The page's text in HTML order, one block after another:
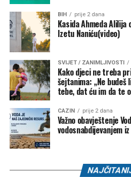
BIH prije 2 dana
Kasida Ahmeda
Izetu Naniću(video)
SVIJET / ZANIMLJIVOSTI
Kako djeci ne treba
šejtanima: „Ne
tebe, dat ću im da te
CAZIN prije 2 dana
Važno obavještenje
vodosnabdijevanjem